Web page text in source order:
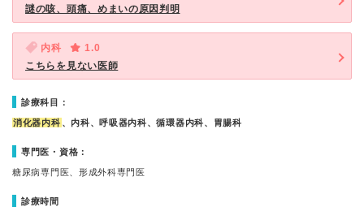
謎の咳、頭痛、めまいの原因判明
内科
1.0
こちらを見ない医師
診療科目：
消化器内科 、内科、呼吸器内科、循環器内科、胃腸科
専門医・資格：
糖尿病専門医、形成外科専門医
診療時間